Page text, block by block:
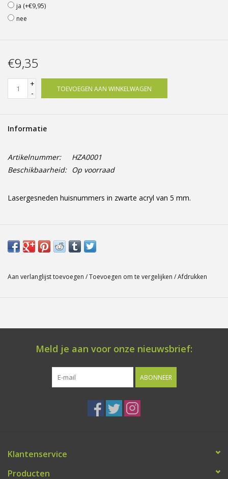
ja (+€9,95)
nee
€9,35
+
-
TOEVOEGEN AAN WINKELWAGEN
Informatie
Artikelnummer:
HZA0001
Beschikbaarheid: Op voorraad
Lasergesneden huisnummers in zwarte acryl van 5 mm.
Aan verlanglijst toevoegen /Toevoegen om te vergelijken /Afdrukken
Meld je aan voor onze nieuwsbrief:
ABONNEER
Klantenservice
Producten